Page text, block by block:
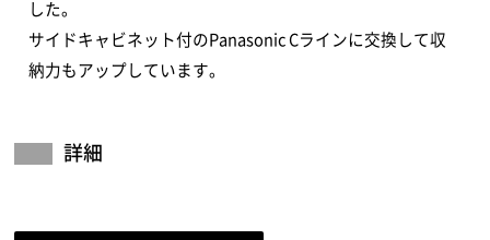
した。
サイドキャビネット付のPanasonic Cラインに交換して収
納力もアップしています。
詳細